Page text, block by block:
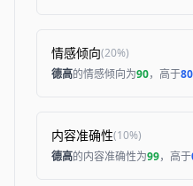
情感倾向(20%)
德高的情感倾向为90，高于
内容准确性(10%)
德高的内容准确性为99，高于